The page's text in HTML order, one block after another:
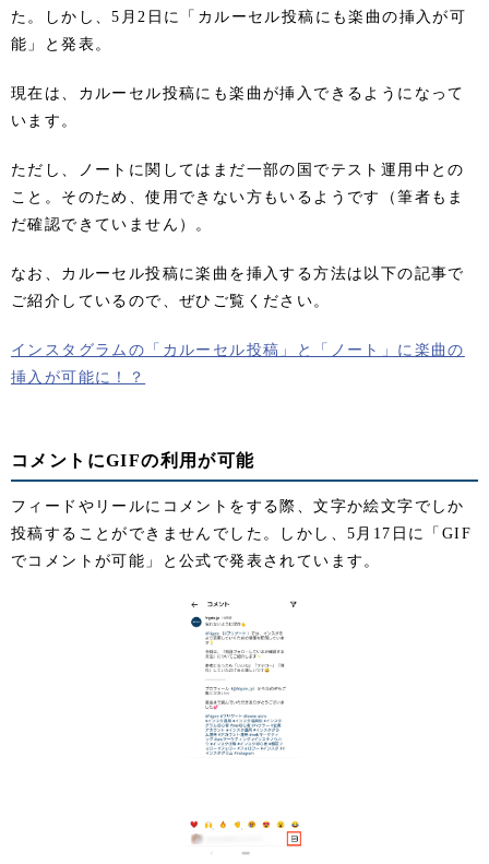
た。しかし、5月2日に「カルーセル投稿にも楽曲の挿入が可
能」と発表。
現在は、カルーセル投稿にも楽曲が挿入できるようになって
います。
ただし、ノートに関してはまだ一部の国でテスト運用中との
こと。そのため、使用できない方もいるようです（筆者もま
だ確認できていません）。
なお、カルーセル投稿に楽曲を挿入する方法は以下の記事で
ご紹介しているので、ぜひご覧ください。
インスタグラムの「カルーセル投稿」と「ノート」に楽曲の
挿入が可能に！？
コメントにGIFの利用が可能
フィードやリールにコメントをする際、文字か絵文字でしか
投稿することができませんでした。しかし、5月17日に「GIF
でコメントが可能」と公式で発表されています。